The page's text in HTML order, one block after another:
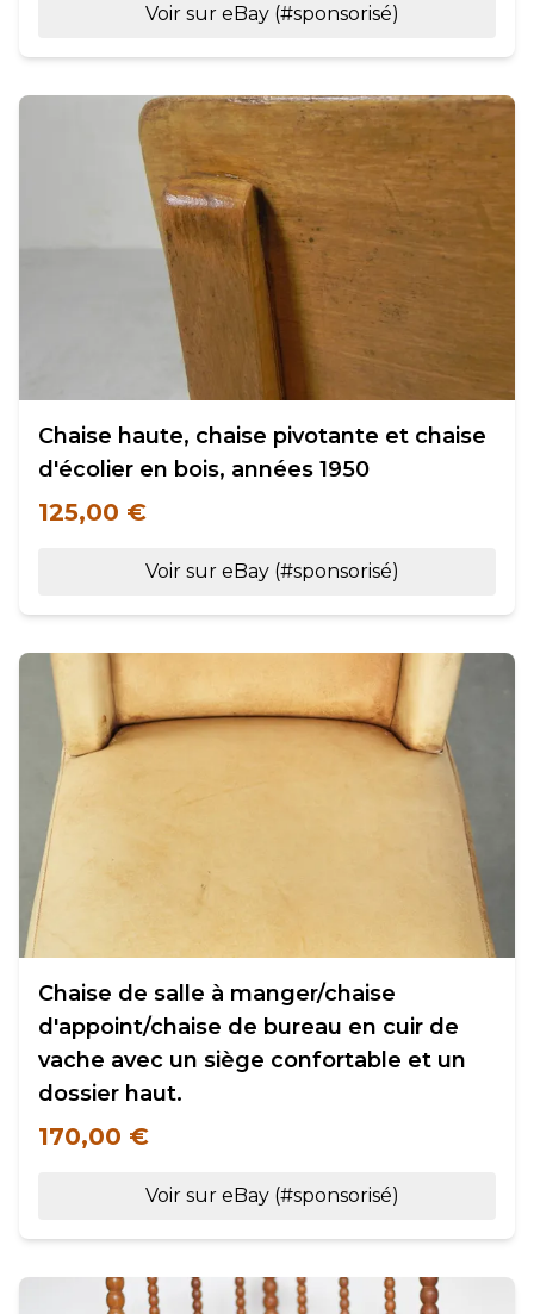
Voir sur eBay (#sponsorisé)
Chaise haute, chaise pivotante et chaise
d'écolier en bois, années 1950
125,00 €
Voir sur eBay (#sponsorisé)
Chaise de salle à manger/chaise
d'appoint/chaise de bureau en cuir de
vache avec un siège confortable et un
dossier haut.
170,00 €
Voir sur eBay (#sponsorisé)